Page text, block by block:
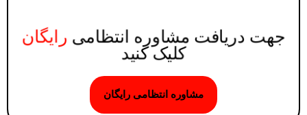
جهت دریافت مشاوره انتظامیرایگان
کلیک کنید
مشاوره انتظامی رایگان